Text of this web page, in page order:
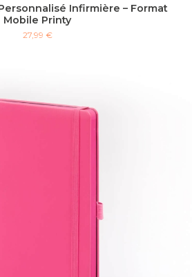
Infirmière – Format
Mobile Printy
27,99 €